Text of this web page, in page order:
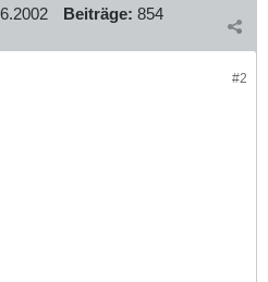
Beiträge: 854
#2